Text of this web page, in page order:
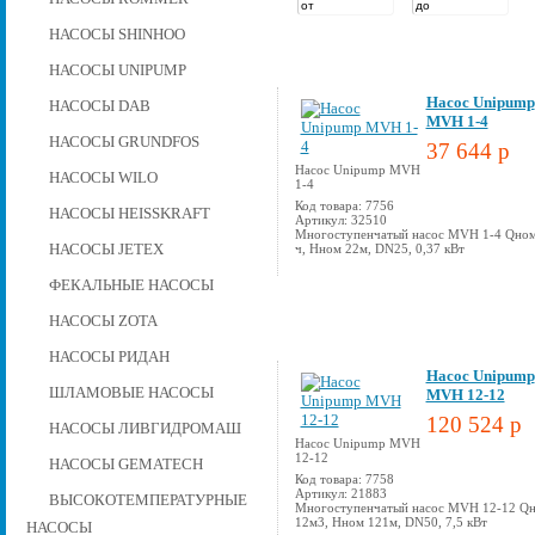
НАСОСЫ SHINHOO
НАСОСЫ UNIPUMP
НАСОСЫ DAB
НАСОСЫ GRUNDFOS
НАСОСЫ WILO
НАСОСЫ HEISSKRAFT
НАСОСЫ JETEX
ФЕКАЛЬНЫЕ НАСОСЫ
НАСОСЫ ZOTA
НАСОСЫ РИДАН
ШЛАМОВЫЕ НАСОСЫ
НАСОСЫ ЛИВГИДРОМАШ
НАСОСЫ GEMATECH
ВЫСОКОТЕМПЕРАТУРНЫЕ
НАСОСЫ
Насос Unipump MVH
1-4
Насос Unipump
MVH 1-4
37 644 p
Код товара: 7756
Артикул: 32510
Многоступенчатый насос MVH 1-4
ч, Hном 22м, DN25, 0,37 кВт
Насос Unipump MVH
12-12
Насос Unipump
MVH 12-12
120 524 p
Код товара: 7758
Артикул: 21883
Многоступенчатый насос MVH 12-12
12м3, Hном 121м, DN50, 7,5 кВт